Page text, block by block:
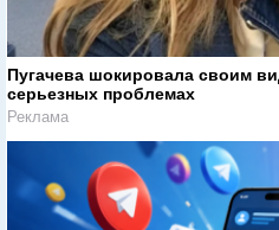
Пугачева шокировала своим
серьезных проблемах
Реклама